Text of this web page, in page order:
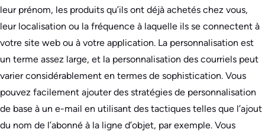
leur prénom, les produits qu’ils ont déjà achetés chez vous,
leur localisation ou la fréquence à laquelle ils se connectent à
votre site web ou à votre application. La personnalisation est
un terme assez large, et la personnalisation des courriels peut
varier considérablement en termes de sophistication. Vous
pouvez facilement ajouter des stratégies de personnalisation
de base à un e-mail en utilisant des tactiques telles que l’ajout
du nom de l’abonné à la ligne d’objet, par exemple. Vous